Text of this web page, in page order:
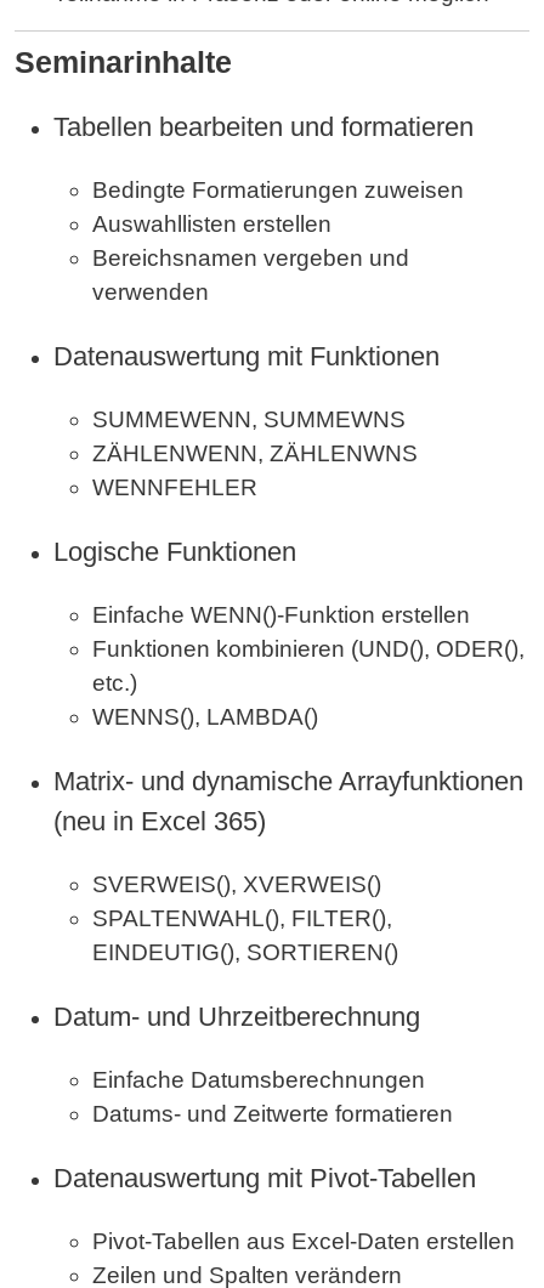
Seminarinhalte
Tabellen bearbeiten und formatieren
Bedingte Formatierungen zuweisen
Auswahllisten erstellen
Bereichsnamen vergeben und
verwenden
Datenauswertung mit Funktionen
SUMMEWENN, SUMMEWNS
ZÄHLENWENN, ZÄHLENWNS
WENNFEHLER
Logische Funktionen
Einfache WENN()-Funktion erstellen
Funktionen kombinieren (UND(), ODER(),
etc.)
WENNS(), LAMBDA()
Matrix- und dynamische Arrayfunktionen
(neu in Excel 365)
SVERWEIS(), XVERWEIS()
SPALTENWAHL(), FILTER(),
EINDEUTIG(), SORTIEREN()
Datum- und Uhrzeitberechnung
Einfache Datumsberechnungen
Datums- und Zeitwerte formatieren
Datenauswertung mit Pivot-Tabellen
Pivot-Tabellen aus Excel-Daten erstellen
Zeilen und Spalten verändern